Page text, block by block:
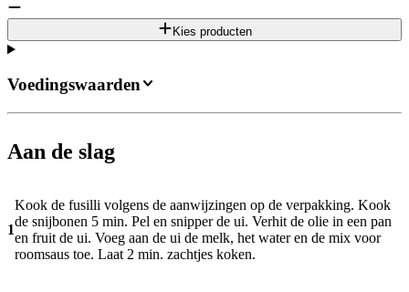
Kies producten
Aan de slag
1
Kook de fusilli volgens de aanwijzingen op de verpakking. Kook
de snijbonen 5 min. Pel en snipper de ui. Verhit de olie in een pan
en fruit de ui. Voeg aan de ui de melk, het water en de mix voor
roomsaus toe. Laat 2 min. zachtjes koken.
Voedingswaarden